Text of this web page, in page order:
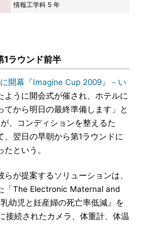
情報工学科 5 年
ラウンド前半
開幕『Imagine Cup 2009』－い
ように開会式が催され、ホテルに
てから明日の最終準備します」と
、コンディションを整えるた
翌日の早朝から第1ラウンドに
という。
らが提案するソリューションは、
「The Electronic Maternal and
幼児と妊産婦の死亡率低減』を
接続されたカメラ、体重計、体温